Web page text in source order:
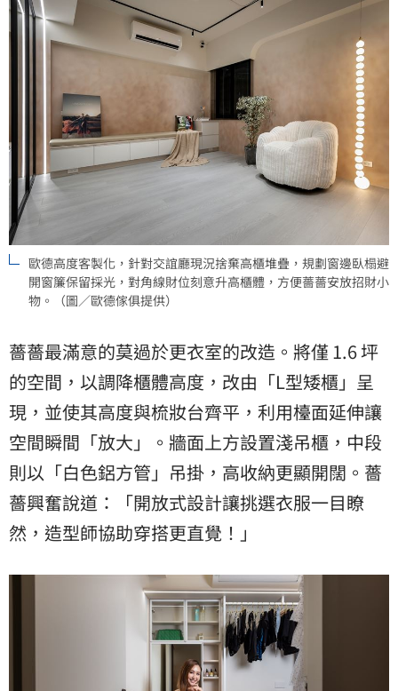
歐德高度客製化，針對交誼廳現況捨棄高櫃堆疊，規劃窗邊臥榻避
開窗簾保留採光，對角線財位刻意升高櫃體，方便薔薔安放招財小
物。（圖／歐德傢俱提供）
薔薔最滿意的莫過於更衣室的改造。將僅 1.6 坪
的空間，以調降櫃體高度，改由「L型矮櫃」呈
現，並使其高度與梳妝台齊平，利用檯面延伸讓
空間瞬間「放大」。牆面上方設置淺吊櫃，中段
則以「白色鋁方管」吊掛，高收納更顯開闊。薔
薔興奮說道：「開放式設計讓挑選衣服一目瞭
然，造型師協助穿搭更直覺！」